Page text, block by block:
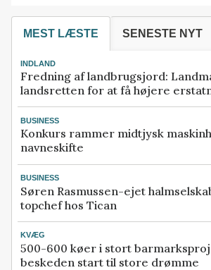
MEST LÆSTE SENESTE NYT
INDLAND
Fredning af landbrugsjord:
landsretten for at få højere
BUSINESS
Konkurs rammer midtjysk
navneskifte
BUSINESS
Søren Rasmussen-ejet
topchef hos Tican
KVÆG
500-600 køer i stort
beskeden start til store drømme